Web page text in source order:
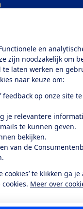
en
zijn noodzakelijk om
laten werken en
naar keuze om:
op onze site
je relevantere
te kunnen geven.
bekijken.
van de
cookies’ te klikken ga
Meer over
over de
feed nieuws
Facebook
TwitterInstagram
de